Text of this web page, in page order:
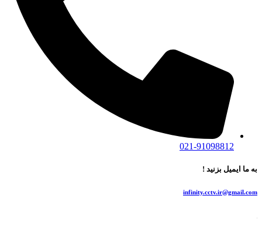
021-91098812
به ما ایمیل بزنید !
infinity.cctv.ir@gmail.com